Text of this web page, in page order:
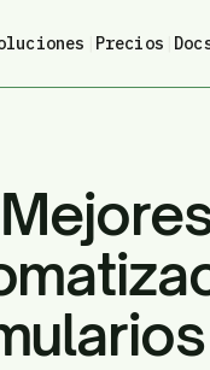
Precios